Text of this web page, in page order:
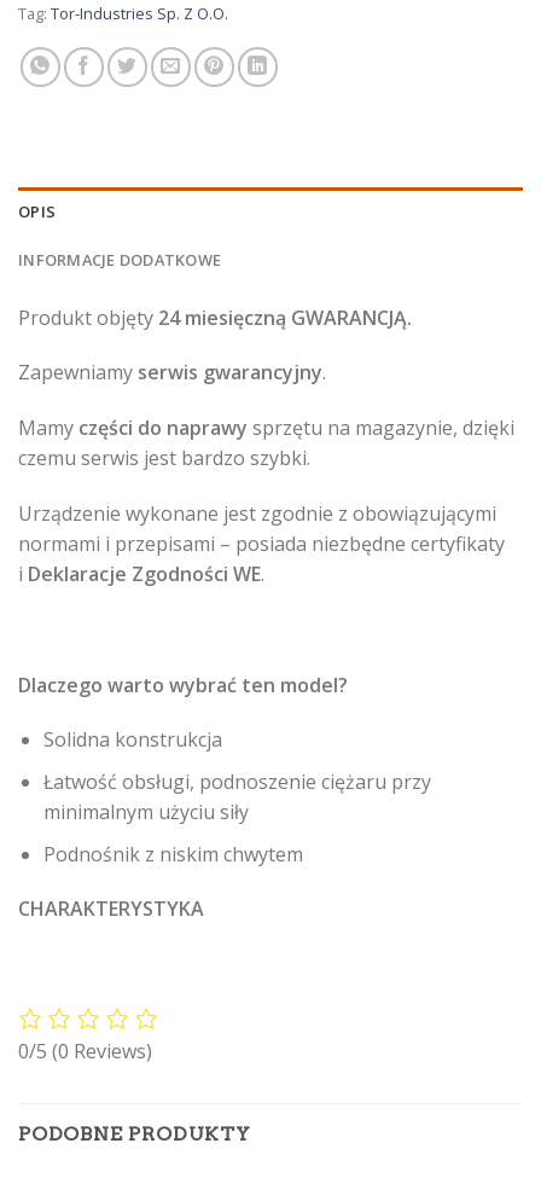
Tag: Tor-Industries Sp. Z O.O.
OPIS
INFORMACJE DODATKOWE
Produkt objęty 24 miesięczną GWARANCJĄ.
Zapewniamy serwis gwarancyjny.
Mamy części do naprawy sprzętu na magazynie, dzięki
czemu serwis jest bardzo szybki.
Urządzenie wykonane jest zgodnie z obowiązującymi
normami i przepisami – posiada niezbędne certyfikaty
i Deklaracje Zgodności WE.
Dlaczego warto wybrać ten model?
Solidna konstrukcja
Łatwość obsługi, podnoszenie ciężaru przy
minimalnym użyciu siły
Podnośnik z niskim chwytem
CHARAKTERYSTYKA
0/5 (0 Reviews)
PODOBNE PRODUKTY